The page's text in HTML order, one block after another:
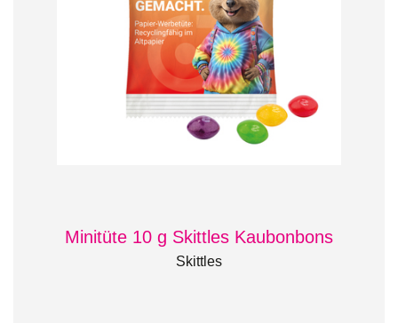
Minitüte 10 g Skittles Kaubonbons
Skittles